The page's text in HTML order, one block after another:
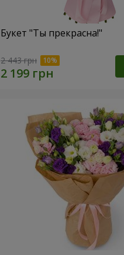
Букет "Ты прекрасна!"
2 443 грн